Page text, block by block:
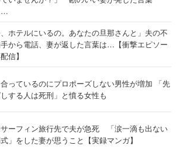
、ホテルにいるの。あなたの旦那さんと」夫の不
から電話、妻が返した言葉は…【衝撃エピソー
信】
っているのにプロポーズしない男性が増加 「先
する人は死刑」と憤る女性も
ーフィン旅行先で夫が急死 「涙一滴も出ない
」をした妻が思うこと【実録マンガ】